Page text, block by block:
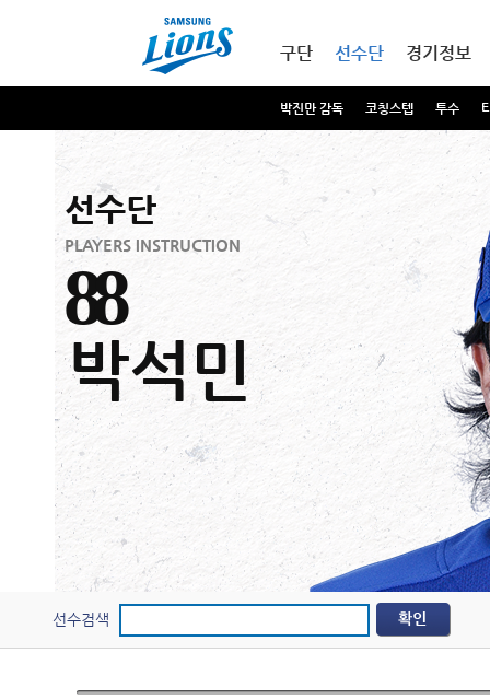
구단 선수단
박진만 감독 코칭스텝 투수
경기정보
선수단
PLAYERS INSTRUCTION
88
박석민
선수검색